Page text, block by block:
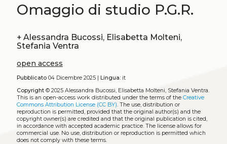
Omaggio di studio P.G.R.
+Alessandra Bucossi, Elisabetta Molteni,
Stefania Ventra
open access
Pubblicato04 Dicembre 2025 | Lingua:it
Copyright© 2025 Alessandra Bucossi, Elisabetta Molteni, Stefania Ventra.
This is an open-access work distributed under the terms of the Creative
Commons Attribution License (CC BY). The use, distribution or
reproduction is permitted, provided that the original author(s) and the
copyright owner(s) are credited and that the original publication is cited,
in accordance with accepted academic practice. The license allows for
commercial use. No use, distribution or reproduction is permitted which
does not comply with these terms.